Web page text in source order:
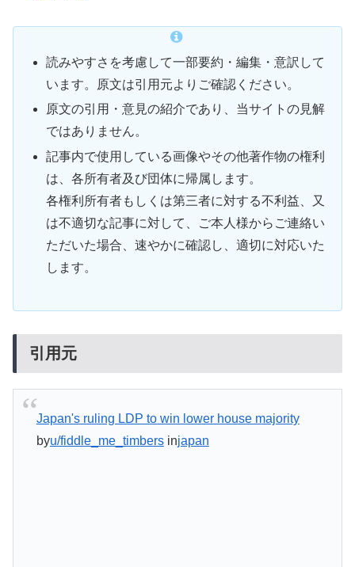
読みやすさを考慮して一部要約・編集・意訳して
います。原文は引用元よりご確認ください。
原文の引用・意見の紹介であり、当サイトの見解
ではありません。
記事内で使用している画像やその他著作物の権利
は、各所有者及び団体に帰属します。
各権利所有者もしくは第三者に対する不利益、又
は不適切な記事に対して、ご本人様からご連絡い
ただいた場合、速やかに確認し、適切に対応いた
します。
引用元
Japan's ruling LDP to win lower house majority
byu/fiddle_me_timbersinjapan